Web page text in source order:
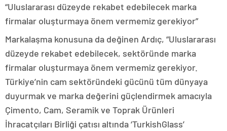
“Uluslararası düzeyde rekabet edebilecek marka
firmalar oluşturmaya önem vermemiz gerekiyor”
Markalaşma konusuna da değinen Ardıç, “Uluslararası
düzeyde rekabet edebilecek, sektöründe marka
firmalar oluşturmaya önem vermemiz gerekiyor.
Türkiye’nin cam sektöründeki gücünü tüm dünyaya
duyurmak ve marka değerini güçlendirmek amacıyla
Çimento, Cam, Seramik ve Toprak Ürünleri
İhracatçıları Birliği çatısı altında ‘TurkishGlass’